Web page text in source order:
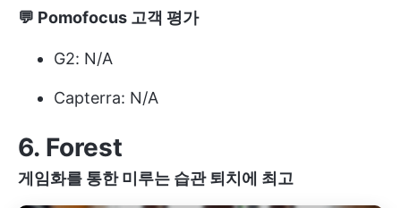
💬 Pomofocus 고객 평가
G2: N/A
Capterra: N/A
6. Forest
게임화를 통한 미루는 습관 퇴치에 최고